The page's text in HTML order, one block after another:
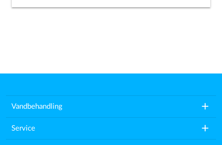
Vandbehandling add
Service
add